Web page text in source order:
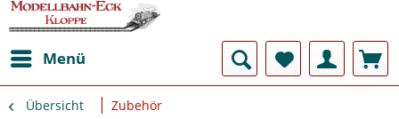
Menü
Übersicht Zubehör